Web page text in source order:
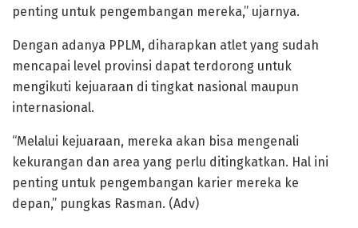
penting untuk pengembangan mereka,” ujarnya.
Dengan adanya PPLM, diharapkan atlet yang sudah
mencapai level provinsi dapat terdorong untuk
mengikuti kejuaraan di tingkat nasional maupun
internasional.
“Melalui kejuaraan, mereka akan bisa mengenali
kekurangan dan area yang perlu ditingkatkan. Hal ini
penting untuk pengembangan karier mereka ke
depan,” pungkas Rasman. (Adv)